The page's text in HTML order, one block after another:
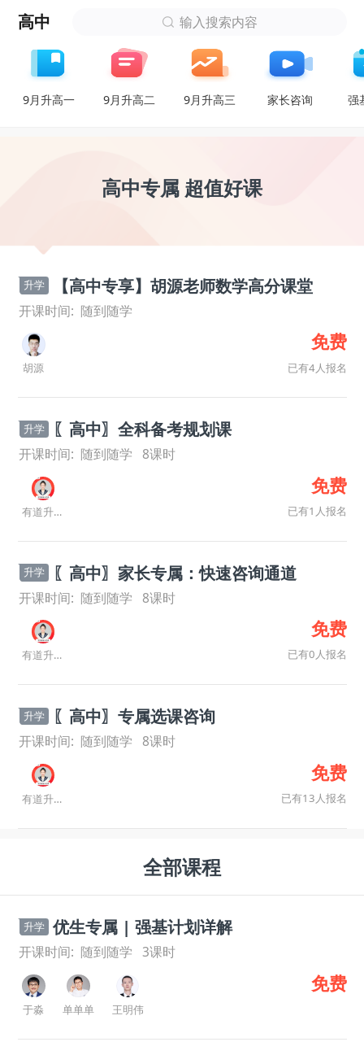
高中 输入搜索内容
9月升高一 9月升高二 9月升高三 家长咨询 强
高中专属 超值好课
升学 【高中专享】胡源老师数学高分课堂
开课时间: 随到随学
胡源
免费
已有4人报名
升学 〖高中〗全科备考规划课
开课时间: 随到随学 8课时
有道升学规划师
免费
已有1人报名
升学 〖高中〗家长专属：快速咨询通道
开课时间: 随到随学 8课时
有道升学规划师
免费
已有0人报名
升学 〖高中〗专属选课咨询
开课时间: 随到随学 8课时
有道升学规划师
免费
已有13人报名
全部课程
升学 优生专属 | 强基计划详解
开课时间: 随到随学 3课时
于淼 单单单 王明伟
免费